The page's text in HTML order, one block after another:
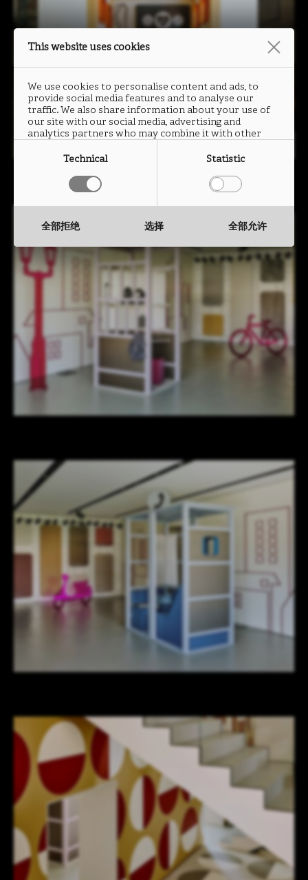
This website uses cookies
We use cookies to personalise content and ads, to
provide social media features and to analyse our
traffic. We also share information about your use of
our site with our social media, advertising and
analytics partners who may combine it with other
they have collected from your use of their services.
Technical Statistic
全部拒绝 选择 全部允许